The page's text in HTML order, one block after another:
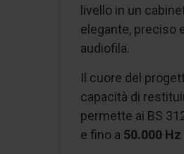
livello in un
elegante, preciso
audiofila.
Il cuore del
capacità di
permette ai BS
e fino a 50.000 Hz